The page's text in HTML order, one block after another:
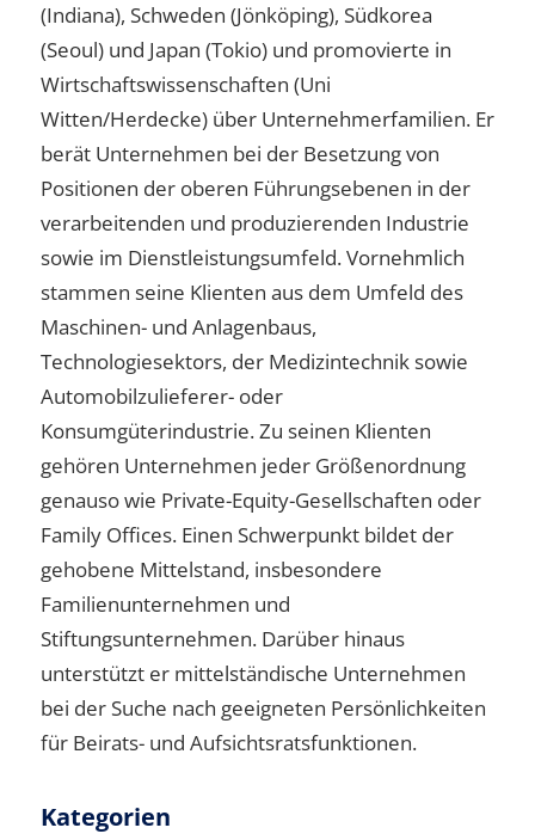
(Indiana), Schweden (Jönköping), Südkorea
(Seoul) und Japan (Tokio) und promovierte in
Wirtschaftswissenschaften (Uni
Witten/Herdecke) über Unternehmerfamilien. Er
berät Unternehmen bei der Besetzung von
Positionen der oberen Führungsebenen in der
verarbeitenden und produzierenden Industrie
sowie im Dienstleistungsumfeld. Vornehmlich
stammen seine Klienten aus dem Umfeld des
Maschinen- und Anlagenbaus,
Technologiesektors, der Medizintechnik sowie
Automobilzulieferer- oder
Konsumgüterindustrie. Zu seinen Klienten
gehören Unternehmen jeder Größenordnung
genauso wie Private-Equity-Gesellschaften oder
Family Offices. Einen Schwerpunkt bildet der
gehobene Mittelstand, insbesondere
Familienunternehmen und
Stiftungsunternehmen. Darüber hinaus
unterstützt er mittelständische Unternehmen
bei der Suche nach geeigneten Persönlichkeiten
für Beirats- und Aufsichtsratsfunktionen.
Kategorien